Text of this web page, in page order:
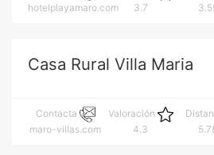
hotelplayamaro.com
3.7
Casa Rural Villa Maria
Contacta
maro-villas.com
Valoración
4.3